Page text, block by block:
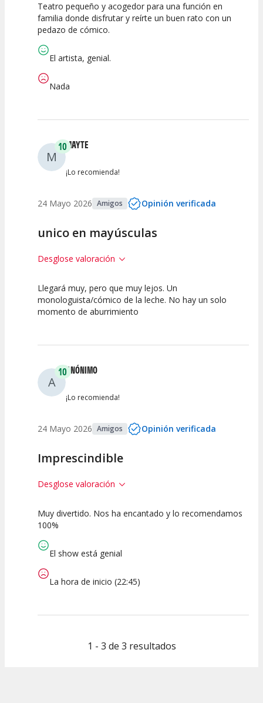
10
Calidad del
10
Puesta en
10
Teatro pequeño y acogedor para una función en
familia donde disfrutar y reírte un buen rato con un
pedazo de cómico.
El artista, genial.
Nada
M
10MAYTE
¡Lo recomienda!
24 Mayo 2026 Amigos Opinión verificada
unico en mayúsculas
Desglose valoración
10
Calidad del
10
Puesta en
10
Interpretación
Llegará muy, pero que muy lejos. Un
monologuista/cómico de la leche. No hay un solo
momento de aburrimiento
A
10ANÓNIMO
¡Lo recomienda!
24 Mayo 2026 Amigos Opinión verificada
Imprescindible
Desglose valoración
10
Espectáculo
10
Escena
10
Muy divertido. Nos ha encantado y lo recomendamos
100%
El show está genial
La hora de inicio (22:45)
1 - 3 de 3 resultados